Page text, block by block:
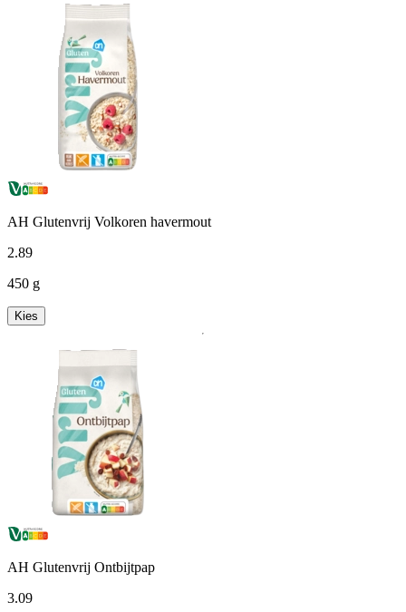
AH Glutenvrij Volkoren havermout
2.89
450 g
Kies
AH Glutenvrij Ontbijtpap
3.09